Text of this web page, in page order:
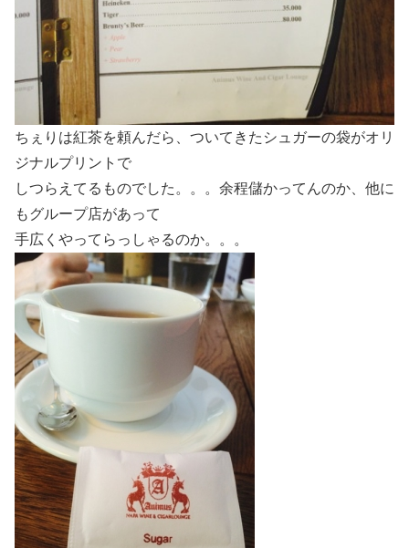
ちぇりは紅茶を頼んだら、ついてきたシュガーの袋がオリ
ジナルプリントで
しつらえてるものでした。。。余程儲かってんのか、他に
もグループ店があって
手広くやってらっしゃるのか。。。